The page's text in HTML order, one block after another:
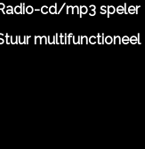
cd/mp3 speler
multifunctioneel